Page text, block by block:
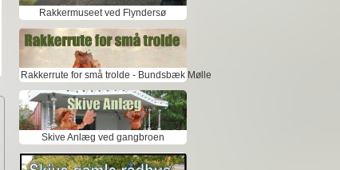
Rakkermuseet ved Flyndersø
Rakkerrute for små trolde - Bundsbæk Mølle
Skive Anlæg ved gangbroen